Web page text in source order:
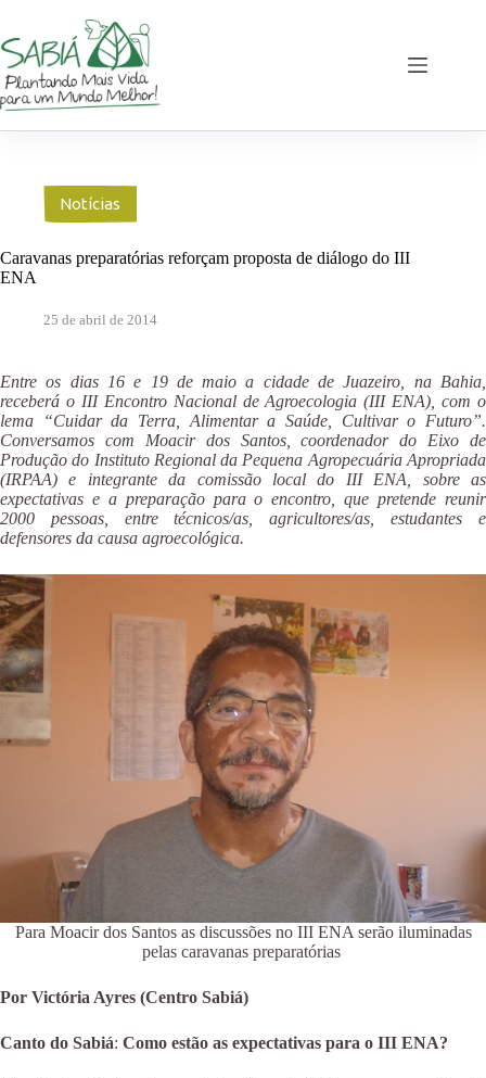
o
conteúdo
Notícias
Caravanas preparatórias reforçam proposta de diálogo do III
ENA
25 de abril de 2014
Entre os dias 16 e 19 de maio a cidade de Juazeiro, na Bahia,
receberá o III Encontro Nacional de Agroecologia (III ENA), com o
lema “Cuidar da Terra, Alimentar a Saúde, Cultivar o Futuro”.
Conversamos com Moacir dos Santos, coordenador do Eixo de
Produção do Instituto Regional da Pequena Agropecuária Apropriada
(IRPAA) e integrante da comissão local do III ENA, sobre as
expectativas e a preparação para o encontro, que pretende reunir
2000 pessoas, entre técnicos/as, agricultores/as, estudantes e
defensores da causa agroecológica.
Para Moacir dos Santos as discussões no III ENA serão iluminadas
pelas caravanas preparatórias
Por Victória Ayres (Centro Sabiá)
Canto do Sabiá: Como estão as expectativas para o III ENA?